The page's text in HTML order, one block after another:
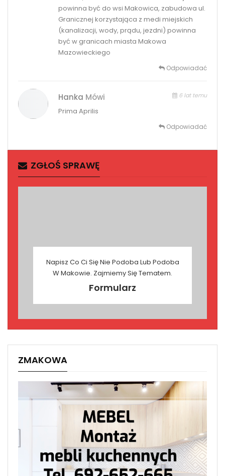
powinna być do wsi Makowica, zabudowa ul.
Granicznej korzystająca z medi miejskich
(kanalizacji, wody, prądu, jezdni) powinna
być w granicach miasta Makowa
Mazowieckiego
Odpowiadać
Hanka Mówi 6 lat temu
Prima Aprilis
Odpowiadać
ZGŁOŚ SPRAWĘ
Napisz Co Ci Się Nie Podoba Lub Podoba
W Makowie. Zajmiemy Się Tematem.
Formularz
ZMAKOWA